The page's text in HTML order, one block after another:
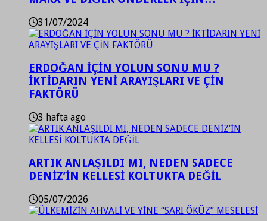
31/07/2024
ERDOĞAN İÇİN YOLUN SONU MU ?
İKTİDARIN YENİ ARAYIŞLARI VE ÇİN
FAKTÖRÜ
3 hafta ago
ARTIK ANLAŞILDI MI, NEDEN SADECE
DENİZ’İN KELLESİ KOLTUKTA DEĞİL
05/07/2026